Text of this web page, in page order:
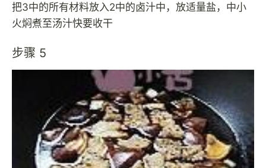
把3中的所有材料放入2中的卤汁中，放适量盐，中小
火焖煮至汤汁快要收干
步骤 5